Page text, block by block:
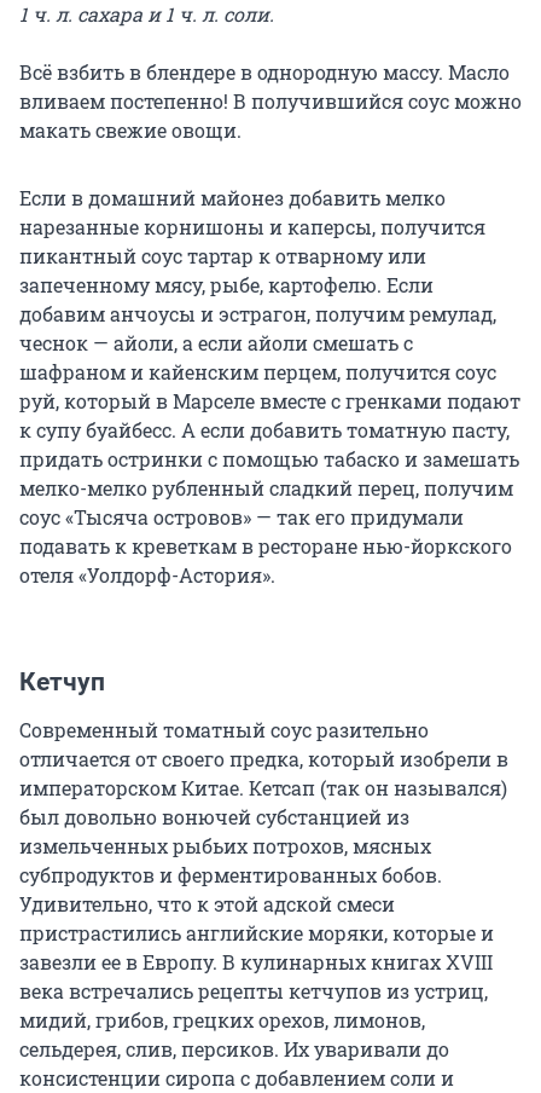
1 ч. л. сахара и 1 ч. л. соли.
Всё взбить в блендере в однородную массу. Масло
вливаем постепенно! В получившийся соус можно
макать свежие овощи.
Если в домашний майонез добавить мелко
нарезанные корнишоны и каперсы, получится
пикантный соус тартар к отварному или
запеченному мясу, рыбе, картофелю. Если
добавим анчоусы и эстрагон, получим ремулад,
чеснок — айоли, а если айоли смешать с
шафраном и кайенским перцем, получится соус
руй, который в Марселе вместе с гренками подают
к супу буайбесс. А если добавить томатную пасту,
придать остринки с помощью табаско и замешать
мелко-мелко рубленный сладкий перец, получим
соус «Тысяча островов» — так его придумали
подавать к креветкам в ресторане нью-йоркского
отеля «Уолдорф-Астория».
Кетчуп
Современный томатный соус разительно
отличается от своего предка, который изобрели в
императорском Китае. Кетсап (так он назывался)
был довольно вонючей субстанцией из
измельченных рыбьих потрохов, мясных
субпродуктов и ферментированных бобов.
Удивительно, что к этой адской смеси
пристрастились английские моряки, которые и
завезли ее в Европу. В кулинарных книгах XVIII
века встречались рецепты кетчупов из устриц,
мидий, грибов, грецких орехов, лимонов,
сельдерея, слив, персиков. Их уваривали до
консистенции сиропа с добавлением соли и